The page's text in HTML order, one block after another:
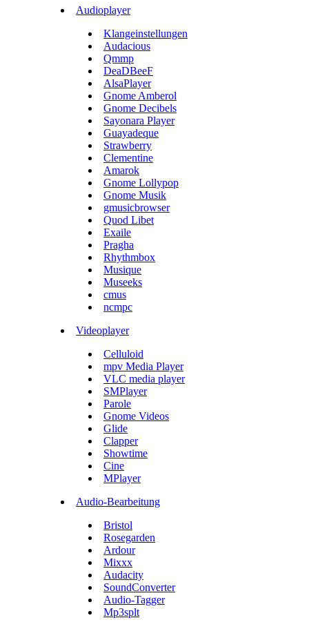
Audioplayer
Klangeinstellungen
Audacious
Qmmp
DeaDBeeF
AlsaPlayer
Gnome Amberol
Gnome Decibels
Sayonara Player
Guayadeque
Strawberry
Clementine
Amarok
Gnome Lollypop
Gnome Musik
gmusicbrowser
Quod Libet
Exaile
Pragha
Rhythmbox
Musique
Museeks
cmus
ncmpc
Videoplayer
Celluloid
mpv Media Player
VLC media player
SMPlayer
Parole
Gnome Videos
Glide
Clapper
Showtime
Cine
MPlayer
Audio-Bearbeitung
Bristol
Rosegarden
Ardour
Mixxx
Audacity
SoundConverter
Audio-Tagger
Mp3splt